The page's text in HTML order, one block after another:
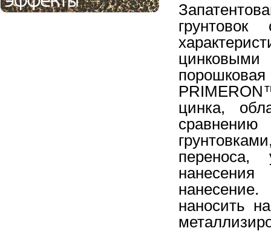
цинка,
переноса,
наносить